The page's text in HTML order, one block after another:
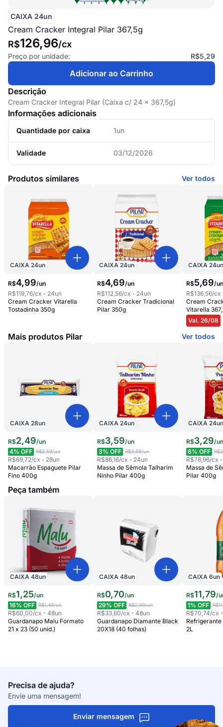
Descrição
Cream Cracker Integral Pilar (Caixa c/ 24 x 367,5g)
Informações adicionais
Quantidade por caixa 1un
Validade 03/12/2026
CAIXA 24un
Cream Cracker Integral Pilar 367,5g
R$126,96/cx
Preço por unidade: R$5,29
Adicionar ao Carrinho
Produtos similares Ver todos
CAIXA 24un
R$4,99/un
R$119,76/cx 24un
Cream Cracker Vitarella
Tostadinha 350g
CAIXA24un
R$4,69/un
R$112,56/cx 24un
Cream Cracker Tradicional
Pilar 350g
CAIXA24
R$5,69/
R$136,56/cx
Cream
Vitarella
Val. 26/08
Mais produtos Pilar Ver todos
CAIXA 28un
R$2,49/un
4% OFF R$2,59/un
R$69,72/cx 28un
Macarrão Espaguete Pilar
Fino 400g
CAIXA24un
R$3,59/un
3% OFF R$3,69/un
R$86,16/cx 24un
Massa de Sêmola Talharim
Ninho Pilar 400g
CAIXA24
R$3,29/
6% OFF
R$78,96/cx
Massa de
Pilar 400g
Peça também
CAIXA 48un
R$1,25/un
16% OFF R$1,49/un
R$60,00/cx 48un
Guardanapo Malu Formato
21 x 23 (50 unid.)
CAIXA48un
R$0,70/un
29% OFF R$0,99/un
R$33,60/cx 48un
Guardanapo Diamante Black
20X18 (40 folhas)
CAIXA6un
R$11,79/
1% OFF
R$70,74/cx
2L
Precisa de ajuda?
Envie uma mensagem!
Enviar mensagem